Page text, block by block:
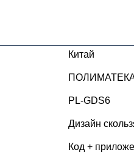
Китай
PL-GDS6
Дизайн
Код +